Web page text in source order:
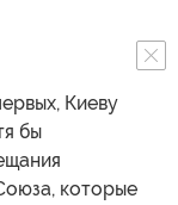
Киеву
бы
которые